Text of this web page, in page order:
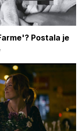
Postala je